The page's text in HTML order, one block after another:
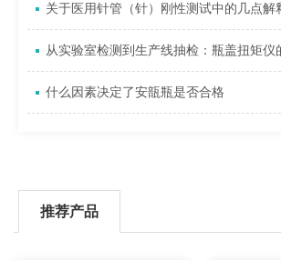
关于医用针管（针）刚性测试中的几点解
从实验室检测到生产线抽检：瓶盖扭矩仪
什么因素决定了安瓿瓶是否合格
推荐产品